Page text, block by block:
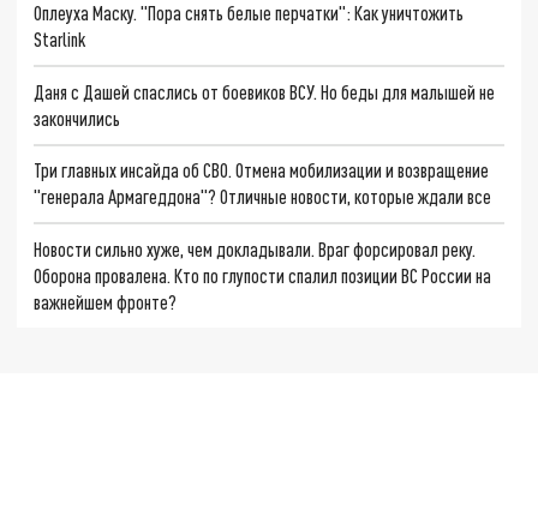
Оплеуха Маску. "Пора снять белые перчатки": Как уничтожить
Starlink
Даня с Дашей спаслись от боевиков ВСУ. Но беды для малышей не
закончились
Три главных инсайда об СВО. Отмена мобилизации и возвращение
"генерала Армагеддона"? Отличные новости, которые ждали все
Новости сильно хуже, чем докладывали. Враг форсировал реку.
Оборона провалена. Кто по глупости спалил позиции ВС России на
важнейшем фронте?